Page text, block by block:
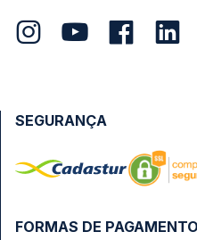
FORMAS DE PAGAMENTO
SEGURANÇA